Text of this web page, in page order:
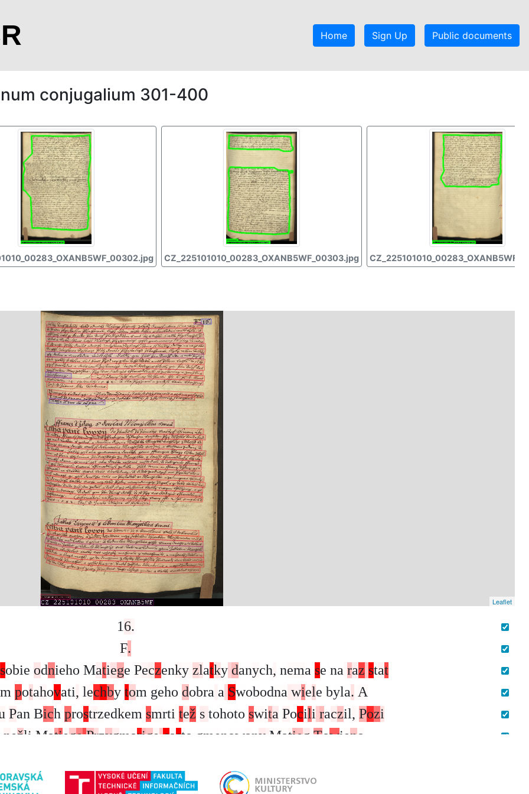
Home Sign Up Public documents
conjugalium 301-400
CZ_225101010_00283_OXANB5WF_00303.jpg
Leaflet
16.
F.
sobie odnieho Matiege Peczenky zlatky danych, nema se na raz stat
m potahovati, lechby tom geho dobra a Swobodna wiele byla. A
Pan Bich prostrzedkem smrti tež s tohoto swita Pocili raczil, Pozi
nežli Matiege Przygmarige casto gm enowany Matieg Towieno
owcze z do otie pozustaleho p howa i, lezky w t